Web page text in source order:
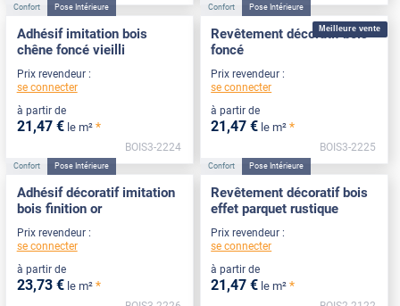
Confort Pose Intérieure
Adhésif imitation bois
chêne foncé vieilli
Prix revendeur :
se connecter
à partir de
21 ,47 € le m² *
BOIS3-2224
Meilleure vente
Confort Pose Intérieure
Revêtement décoratif bois
foncé
Prix revendeur :
se connecter
à partir de
21 ,47 € le m² *
BOIS3-2225
Confort Pose Intérieure
Adhésif décoratif imitation
bois finition or
Prix revendeur :
se connecter
à partir de
23,73 € le m² *
Confort Pose Intérieure
Revêtement décoratif bois
effet parquet rustique
Prix revendeur :
se connecter
à partir de
21 ,47 € le m² *